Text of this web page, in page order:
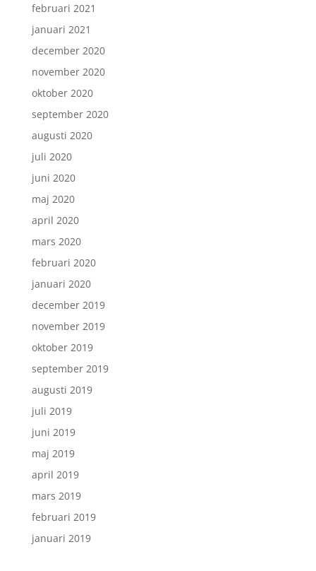
februari 2021
januari 2021
december 2020
november 2020
oktober 2020
september 2020
augusti 2020
juli 2020
juni 2020
maj 2020
april 2020
mars 2020
februari 2020
januari 2020
december 2019
november 2019
oktober 2019
september 2019
augusti 2019
juli 2019
juni 2019
maj 2019
april 2019
mars 2019
februari 2019
januari 2019